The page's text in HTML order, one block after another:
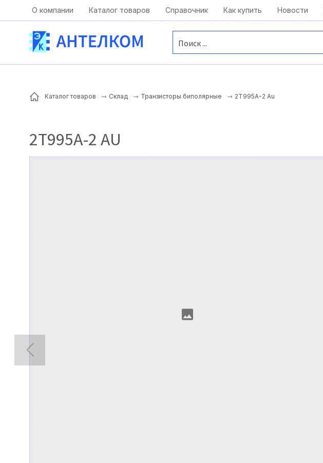
kai@antelcom.ru
Москва, ул. Московская, д.1 офис 1
О компании Каталог товаров Справочник Как купить Новости
Каталог товаров Склад Транзисторы биполярные 2Т995А-2 Au
2Т995А-2 AU